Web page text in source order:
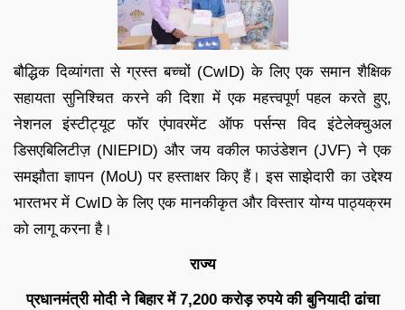
बौद्धिक दिव्यांगता से ग्रस्त बच्चों (CwID) के लिए एक समान शैक्षिक
सहायता सुनिश्चित करने की दिशा में एक महत्त्वपूर्ण पहल करते हुए,
नेशनल इंस्टीट्यूट फॉर एंपावरमेंट ऑफ पर्सन्स विद इंटेलेक्चुअल
डिसएबिलिटीज़ (NIEPID) और जय वकील फाउंडेशन (JVF) ने एक
समझौता ज्ञापन (MoU) पर हस्ताक्षर किए हैं। इस साझेदारी का उद्देश्य
भारतभर में CwID के लिए एक मानकीकृत और विस्तार योग्य पाठ्यक्रम
को लागू करना है।
राज्य
प्रधानमंत्री मोदी ने बिहार में 7,200 करोड़ रुपये की बुनियादी ढांचा